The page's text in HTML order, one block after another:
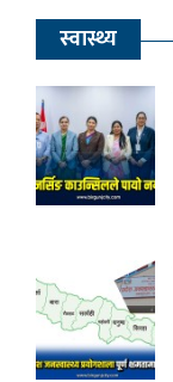
स्वास्थ्य